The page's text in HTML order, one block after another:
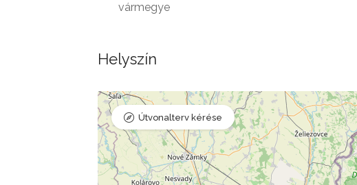
vármegye
Helyszín
Útvonalterv kérése